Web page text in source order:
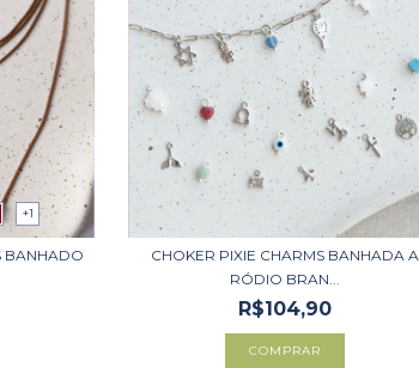
+1
BANHADO
CHOKER PIXIE CHARMS BANHADA A
RÓDIO BRAN...
R$104,90
COMPRAR